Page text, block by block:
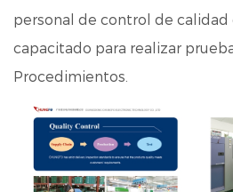
personal de control de
capacitado para realizar
Procedimientos.